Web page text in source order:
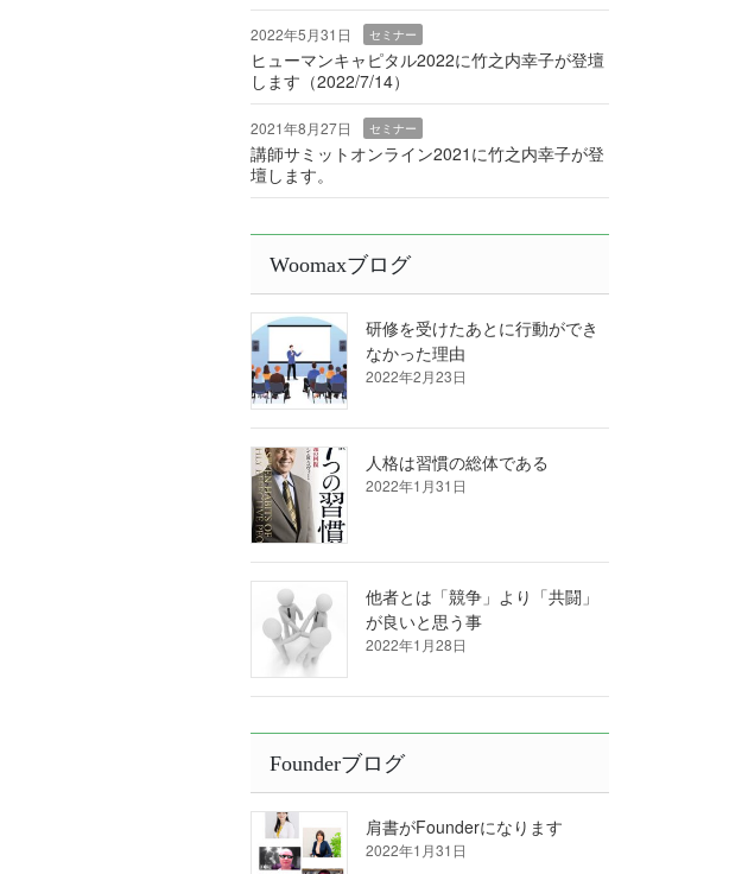
2022年5月31日 セミナー
ヒューマンキャピタル2022に竹之内幸子が登壇
します（2022/7/14）
2021年8月27日 セミナー
講師サミットオンライン2021に竹之内幸子が登
壇します。
Woomaxブログ
研修を受けたあとに行動ができ
なかった理由
2022年2月23日
人格は習慣の総体である
2022年1月31日
他者とは「競争」より「共闘」
が良いと思う事
2022年1月28日
Founderブログ
肩書がFounderになります
2022年1月31日